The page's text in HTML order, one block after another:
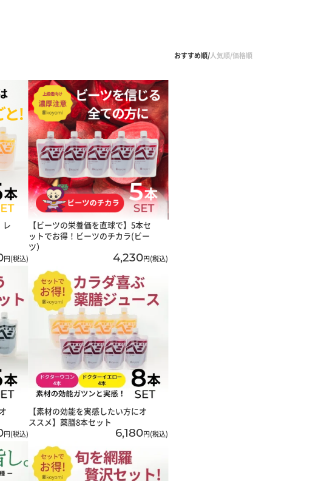
おすすめ順 人気順 価格順
レ
円(税込)
【ビーツの栄養価を直球で】5本セ
ットでお得！ビーツのチカラ(ビー
ツ）
4,230円(税込)
円(税込)
【素材の効能を実感したい方にオ
ススメ】薬膳8本セット
6,180円(税込)